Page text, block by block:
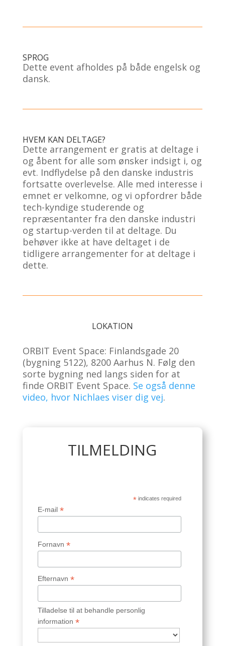
SPROG
Dette event afholdes på både engelsk og
dansk.
HVEM KAN DELTAGE?
Dette arrangement er gratis at deltage i
og åbent for alle som ønsker indsigt i, og
evt. Indflydelse på den danske industris
fortsatte overlevelse. Alle med interesse i
emnet er velkomne, og vi opfordrer både
tech-kyndige studerende og
repræsentanter fra den danske industri
og startup-verden til at deltage. Du
behøver ikke at have deltaget i de
tidligere arrangementer for at deltage i
dette.
LOKATION
ORBIT Event Space: Finlandsgade 20
(bygning 5122), 8200 Aarhus N. Følg den
sorte bygning ned langs siden for at
finde ORBIT Event Space. Se også denne
video, hvor Nichlaes viser dig vej.
TILMELDING
* indicates required
E-mail *
Fornavn *
Efternavn *
Tilladelse til at behandle personlig
information *